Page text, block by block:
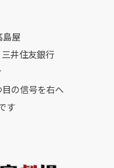
島屋
井住友銀行
の信号を右へ
す